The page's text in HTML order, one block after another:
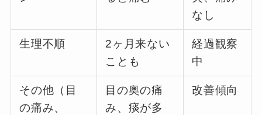
なし
生理不順
2ヶ月来ない
ことも
経過観察
中
その他（目
の痛み、
目の奥の痛
み、痰が多
改善傾向